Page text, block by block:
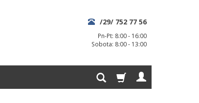
/29/ 752 77 56
Pn-Pt: 8:00 - 16:00
Sobota: 8:00 - 13:00